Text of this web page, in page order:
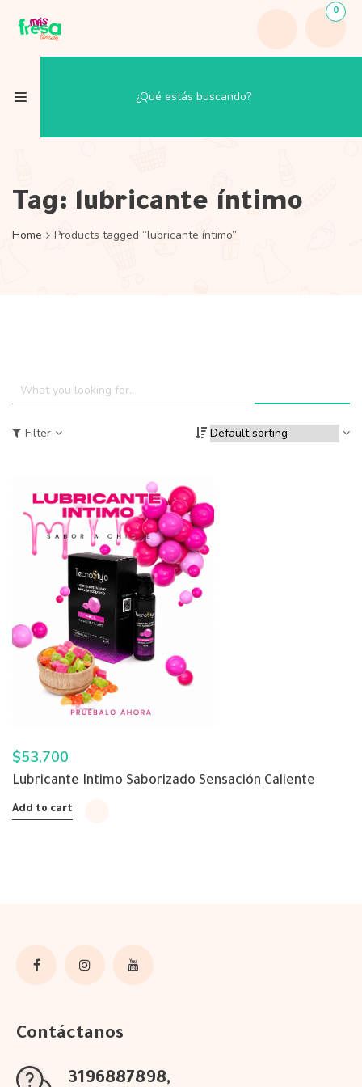
0
Tag: lubricante íntimo
Home Products tagged “lubricante íntimo”
Filter
$53,700
Lubricante Intimo Saborizado Sensación Caliente
Add to cart
Contáctanos
3196887898